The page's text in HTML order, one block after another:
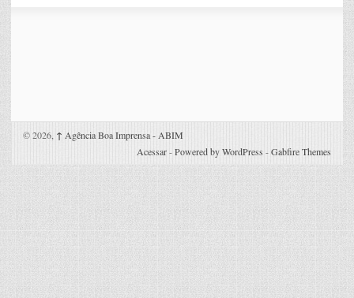
© 2026, ↑ Agência Boa Imprensa - ABIM
Acessar-Powered by WordPress -Gabfire Themes